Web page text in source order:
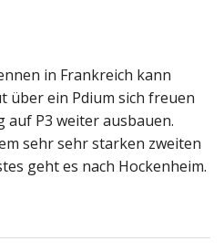
in Frankreich kann
über ein Pdium sich freuen
auf P3 weiter ausbauen.
sehr sehr starken zweiten
geht es nach Hockenheim.